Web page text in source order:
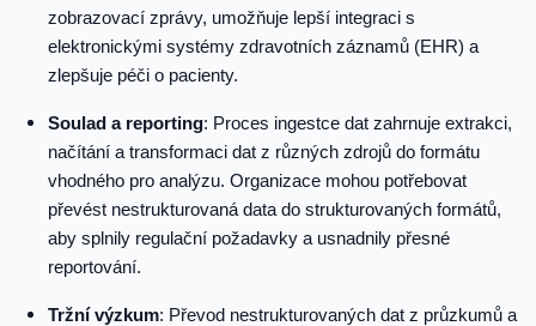
zobrazovací zprávy, umožňuje lepší integraci s
elektronickými systémy zdravotních záznamů (EHR) a
zlepšuje péči o pacienty.
Soulad a reporting: Proces ingestce dat zahrnuje extrakci,
načítání a transformaci dat z různých zdrojů do formátu
vhodného pro analýzu. Organizace mohou potřebovat
převést nestrukturovaná data do strukturovaných formátů,
aby splnily regulační požadavky a usnadnily přesné
reportování.
Tržní výzkum: Převod nestrukturovaných dat z průzkumů a